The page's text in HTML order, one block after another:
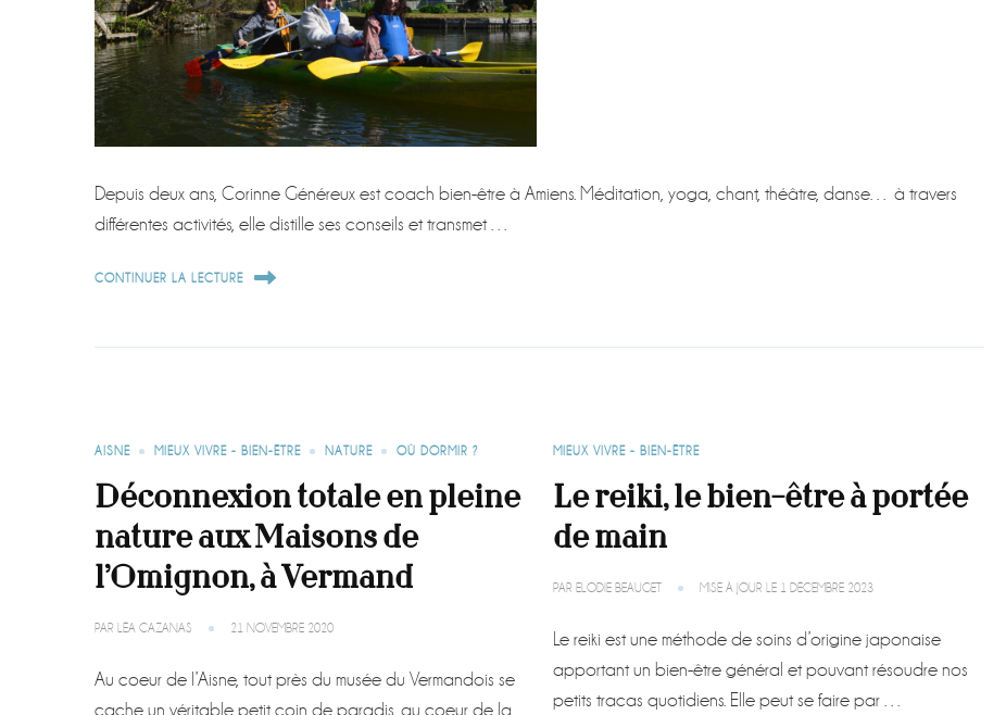
Depuis deux ans, Corinne Généreux est coach bien-être à Amiens. Méditation, yoga, chant, théâtre, danse… à travers
différentes activités, elle distille ses conseils et transmet …
CONTINUER LA LECTURE
AISNE MIEUX VIVRE - BIEN-ÊTRE NATURE OÙ DORMIR ?
Déconnexion totale en pleine
nature aux Maisons de
l’Omignon, à Vermand
PAR LÉA CAZANAS 21 NOVEMBRE 2020
Au coeur de l’Aisne, tout près du musée du Vermandois se
cache un véritable petit coin de paradis, au coeur de la
MIEUX VIVRE - BIEN-ÊTRE
Le reiki, le bien-être à portée
de main
PAR ELODIE BEAUGET MISE À JOUR LE 1 DÉCEMBRE 2023
Le reiki est une méthode de soins d’origine japonaise
apportant un bien-être général et pouvant résoudre nos
petits tracas quotidiens. Elle peut se faire par …